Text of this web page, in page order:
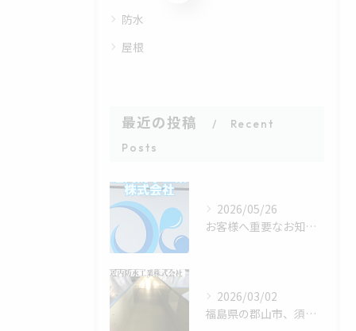
防水
屋根
最近の投稿
Recent
Posts
2026/05/26
お客様へ重要なお知らせです。
2026/03/02
福島県の郡山市、須賀川市、白河市、そして石川郡エリアで外壁塗...